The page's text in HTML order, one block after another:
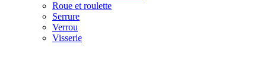
Roue et roulette
Serrure
Verrou
Visserie